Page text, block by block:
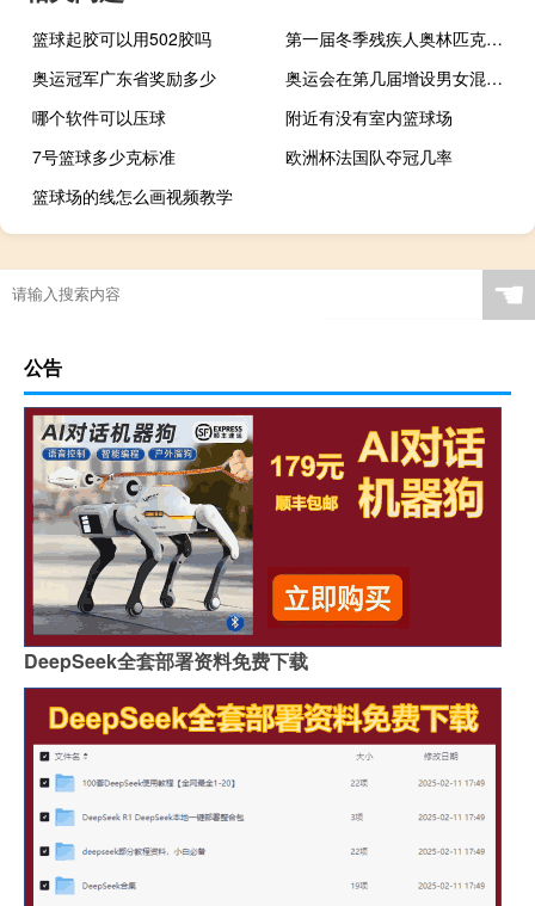
篮球起胶可以用502胶吗
第一届冬季残疾人奥林匹克运动会在哪年举行
奥运冠军广东省奖励多少
奥运会在第几届增设男女混双项目
哪个软件可以压球
附近有没有室内篮球场
7号篮球多少克标准
欧洲杯法国队夺冠几率
篮球场的线怎么画视频教学
☚
公告
DeepSeek全套部署资料免费下载